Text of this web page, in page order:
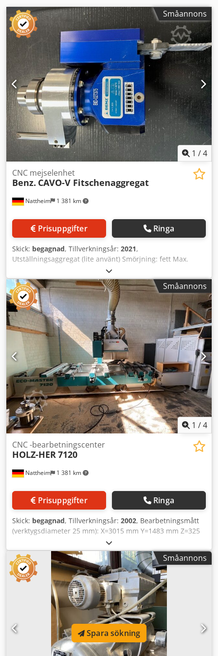
Småannons
1 /4
Nattheim 1 381 km
CNC mejselenhet
Benz. CAVO-V Fitschenaggregat
Prisuppgifter Ringa
Skick: begagnad, Tillverkningsår: 2021,
Utställningsaggregat (lite använt) Smörjning: fett Max.
utgångsvarvtal n2: 4 000 min⁻¹ Utväxling (n1:n2): 1:0,8 Vikt:
ca 8 kg Maskinanslutning HSK F63 Verktygsfäste
Nyttjandebredd 24 Lagerplats: Garbsen Dsdpfxsvvi Iwe Ac
Dock
Småannons
1 /4
Nattheim 1 381 km
CNC -bearbetningscenter
HOLZ-HER7120
Prisuppgifter Ringa
Skick: begagnad, Tillverkningsår: 2002, Bearbetningsmått
(verktygsdiameter 25 mm): X=3015 mm Y=1483 mm Z=325
mm Max. rörelsevägar: X=3268 mm Y=1483 mm Z=325 mm
Max. programmeringshastighet: X/Y = 75 m/min / Z = 30
m/min Verktygsupptagning HSK 63F Borraggregat 7964, 14
vertikala borrspindlar med 32 mm delning (10 i x / 4 i y)
Sågaggregat 7946, 3,6 kW, pneumatiskt svängbart 90°
Fräsaggregat 7933, 9 kW Trä C-axel (vektoraxel)
Verktygsmagasin (tallrik, 6 platser) Handenhet Laserenhet
(för positionering av sugkoppar) PC manöverpanel med 17"
monitor Operativsystem Windows 2000 Programvara:
TwinCAM32 - office version Vakuumpump 100 m³/h
torrlöpande Selektiva säkerhetsmattor (3-zons uppdelning)
Lagerort: Nattheim Dcsdpfxevvi Nbs Ac Dok
Småannons
Spara sökning